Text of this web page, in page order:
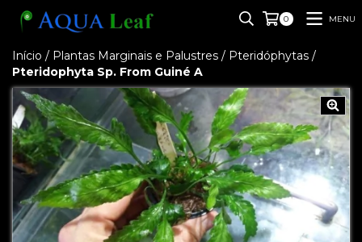
0 MENU
Início / Plantas Marginais e Palustres / Pteridóphytas /
Pteridophyta Sp. From Guiné A